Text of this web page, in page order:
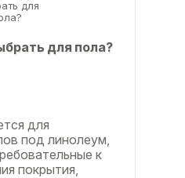
для пола?
для
под линолеум,
к
покрытия,